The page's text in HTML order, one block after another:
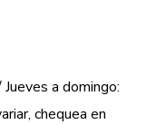
a domingo:
chequea en